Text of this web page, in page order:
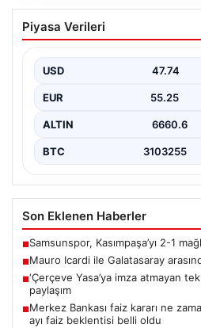
Mauro Icardi ile
aşk tamamen bitti!
Piyasa Verileri
USD 47.74
EUR 55.25
ALTIN 6660.6
BTC 3103255
Son Eklenen Haberler
■Samsunspor, Kasımpaşa’yı 2-1
■Mauro Icardi ile Galatasaray
■‘Çerçeve Yasa’ya imza atmayan
paylaşım
■Merkez Bankası faiz kararı ne
ayı faiz beklentisi belli oldu